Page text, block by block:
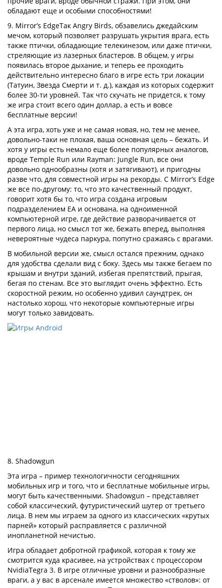
обладают еще и особыми способностями!
9. Mirror’s EdgeТак Angry Birds, обзавелись джедайским
мечом, который позволяет разрушать укрытия врага, есть
также птички, обладающие телекинезом, или даже птички,
стреляющие из лазерных бластеров. В общем, у игры
появилась второе дыхание, и теперь ее проходить
действительно интересно благо в игре есть три локации
(Татуин, Звезда Смерти и т. д.), каждая из которых содержит
более 30-ти уровней. Так что скучать не придется, к тому
же игра стоит всего один доллар, а есть и вовсе
бесплатные версии!
А эта игра, хоть уже и не самая новая, но, тем не менее,
довольно-таки не плохая, ваша основная цель – бежать. И
хотя у игры есть немало еще более популярных аналогов,
вроде Temple Run или Rayman: Jungle Run, все они
довольно однообразны (хотя и затягивают), и пригодны
разве что, для совместной игры на рекорды. С Mirror’s Edge
же все по-другому: то, что это качественный продукт,
говорит хотя бы то, что игра создана игровым
подразделением EA и основана, на одноименной
компьютерной игре, где действие разворачивается от
первого лица, но смысл тот же, бежать вперед, выполняя
невероятные чудеса паркура, попутно сражаясь с врагами.
В мобильной версии же, смысл остался прежним, однако
для удобства сделали вид с боку. Здесь мы также бегаем по
крышам и внутри зданий, избегая препятствий, прыгая,
бегая по стенам. Все это выглядит очень эффектно. Есть
скоростной режим, но особенно удивил саундтрек, он
настолько хорош, что некоторые компьютерные игры
могут только завидовать.
8. Shadowgun
Эта игра – пример технологичности сегодняшних
мобильных игр и того, что и бесплатные мобильные игры,
могут быть качественными. Shadowgun – представляет
собой классический, футуристический шутер от третьего
лица. В нем мы играем за одного из классических «крутых
парней» который расправляется с различной
инопланетной нечистью.
Игра обладает добротной графикой, которая к тому же
смотрится куда красивее, на устройствах с процессором
NvidiaTegra 3. В игре отличные уровни и разнообразные
враги, а у вас в арсенале имеется множество «стволов»: от